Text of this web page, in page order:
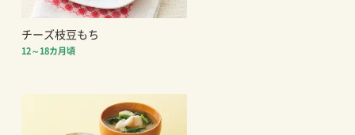
チーズ枝豆もち
12～18カ月頃